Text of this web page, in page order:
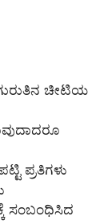
ಚೀಟಿಯ
ಪ್ರತಿಗಳು
ಸಂಬಂಧಿಸಿದ